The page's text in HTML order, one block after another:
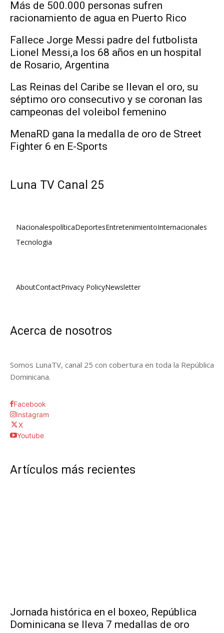
Más de 500.000 personas sufren
racionamiento de agua en Puerto Rico
Fallece Jorge Messi padre del futbolista
Lionel Messi,a los 68 años en un hospital
de Rosario, Argentina
Las Reinas del Caribe se llevan el oro, su
séptimo oro consecutivo y se coronan las
campeonas del voleibol femenino
MenaRD gana la medalla de oro de Street
Fighter 6 en E-Sports
Luna TV Canal 25
NacionalespolíticaDeportesEntretenimientoInternacionales
Tecnologia
AboutContactPrivacy PolicyNewsletter
Acerca de nosotros
Somos LunaTV, canal 25 con cobertura en toda la República
Dominicana.
Facebook
Instagram
X
Youtube
Artículos más recientes
Jornada histórica en el boxeo, República
Dominicana se lleva 7 medallas de oro